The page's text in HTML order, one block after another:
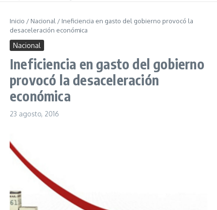
Inicio / Nacional / Ineficiencia en gasto del gobierno provocó la
desaceleración económica
Nacional
Ineficiencia en gasto del gobierno
provocó la desaceleración
económica
23 agosto, 2016